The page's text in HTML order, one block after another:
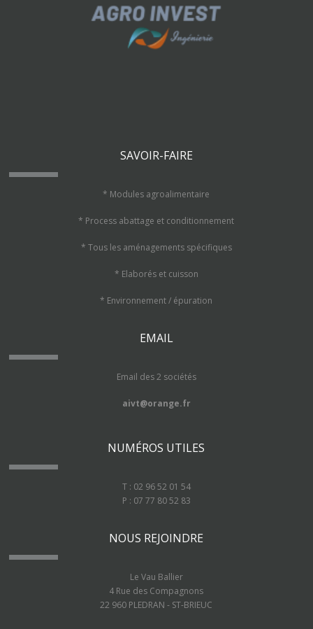
SAVOIR-FAIRE
* Modules agroalimentaire
* Process abattage et conditionnement
* Tous les aménagements spécifiques
* Elaborés et cuisson
* Environnement / épuration
EMAIL
Email des 2 sociétés
aivt@orange.fr
NUMÉROS UTILES
T : 02 96 52 01 54
P : 07 77 80 52 83
NOUS REJOINDRE
Le Vau Ballier
4 Rue des Compagnons
22 960 PLEDRAN - ST-BRIEUC